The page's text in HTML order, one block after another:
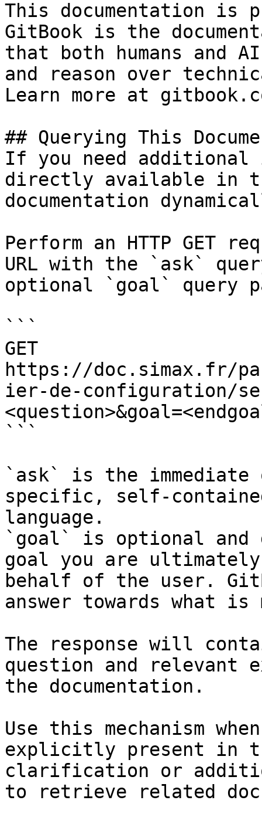
This documentation is
GitBook is the
that both humans and
and reason over
Learn more at
## Querying This
If you need
directly available in
documentation
Perform an HTTP GET
URL with the `ask`
optional `goal` query
```
GET
https://doc.simax.fr/
ier-de-configuration/
```
`ask` is the
specific, self-
language.
`goal` is optional and
goal you are
behalf of the user.
answer towards what
The response will
question and relevant
the documentation.
Use this mechanism
explicitly present in
clarification or